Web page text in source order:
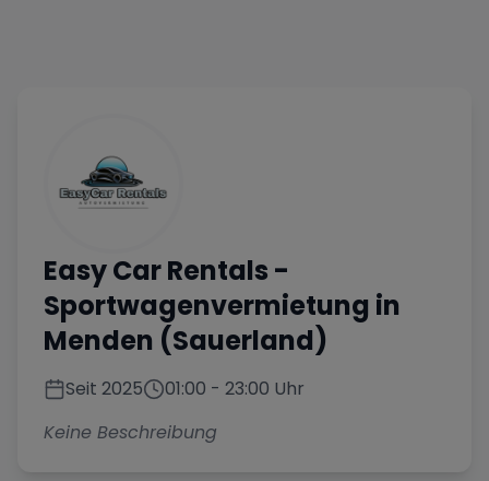
Easy Car Rentals -
Sportwagenvermietung in
Menden (Sauerland)
Seit 2025 01:00 - 23:00 Uhr
Keine Beschreibung